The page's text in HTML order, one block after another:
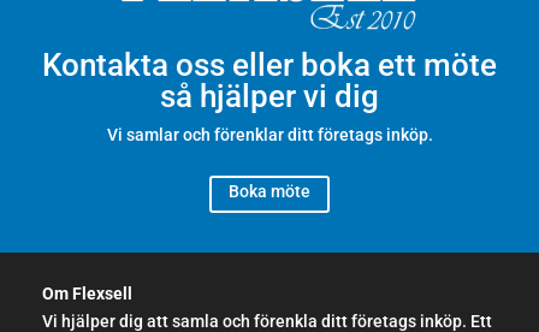
Kontakta oss eller boka ett möte
så hjälper vi dig
Vi samlar och förenklar ditt företags inköp.
Boka möte
Om Flexsell
Vi hjälper dig att samla och förenkla ditt företags inköp. Ett